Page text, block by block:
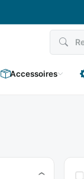
Accessoires